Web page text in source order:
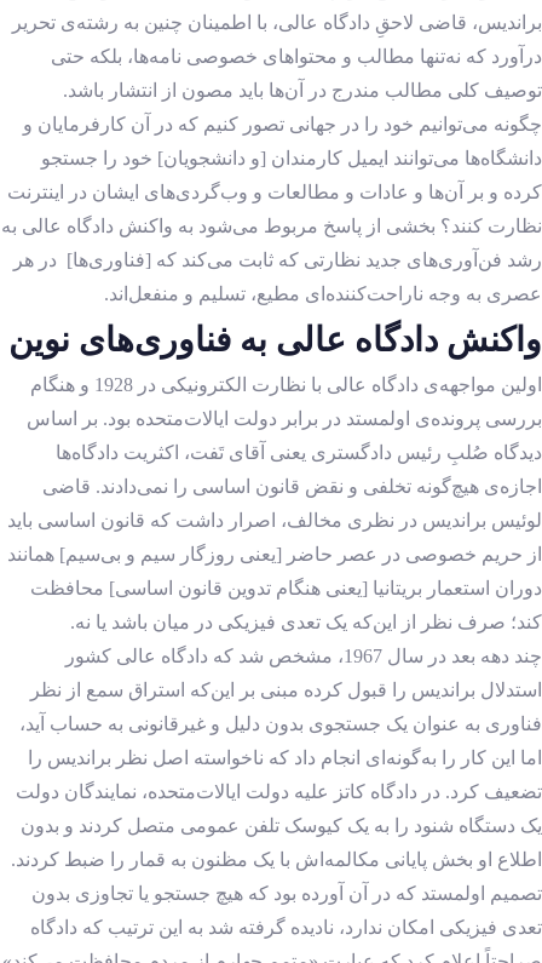
براندیس، قاضی لاحقِ دادگاه عالی، با اطمینان چنین به رشته‌ی تحریر
درآورد که نه‌تنها مطالب و محتواهای خصوصی نامه‌ها، بلکه حتی
توصیف کلی مطالب مندرج در آن‌ها باید مصون از انتشار باشد.
چگونه می‌توانیم خود را در جهانی تصور کنیم که در آن کارفرمایان و
دانشگاه‌ها می‌توانند ایمیل کارمندان [و دانشجویان] خود را جستجو
کرده و بر آن‌ها و عادات و مطالعات و وب‌گردی‌های ایشان در اینترنت
نظارت کنند؟ بخشی از پاسخ مربوط می‌شود به واکنش دادگاه عالی به
رشد فن‌آوری‌های جدید نظارتی که ثابت می‌کند که [فناوری‌ها] در هر
عصری به وجه ناراحت‌کننده‌ای مطیع، تسلیم و منفعل‌اند.
واکنش دادگاه عالی به فناوری‌های نوین
اولین مواجهه‌ی دادگاه عالی با نظارت الکترونیکی در 1928 و هنگام
بررسی پرونده‌ی اولمستد در برابر دولت ایالات‌متحده بود. بر اساس
دیدگاه صُلبِ رئیس دادگستری یعنی آقای تَفت، اکثریت دادگاه‌ها
اجازه‌ی هیچ‌گونه تخلفی و نقض قانون اساسی را نمی‌دادند. قاضی
لوئیس براندیس در نظری مخالف، اصرار داشت که قانون اساسی باید
از حریم خصوصی در عصر حاضر [یعنی روزگار سیم و بی‌سیم] همانند
دوران استعمار بریتانیا [یعنی هنگام تدوین قانون اساسی] محافظت
کند؛ صرف نظر از این‌که یک تعدی فیزیکی در میان باشد یا نه.
چند دهه بعد در سال 1967، مشخص شد که دادگاه عالی کشور
استدلال براندیس را قبول کرده مبنی بر این‌که استراق سمع از نظر
فناوری به عنوان یک جستجوی بدون دلیل و غیرقانونی به حساب آید،
اما این کار را به‌گونه‌ای انجام داد که ناخواسته اصل نظر براندیس را
تضعیف کرد. در دادگاه کاتز علیه دولت ایالات‌متحده، نمایندگان دولت
یک دستگاه شنود را به یک کیوسک تلفن عمومی متصل کردند و بدون
اطلاع او بخش پایانی مکالمه‌اش با یک مظنون به قمار را ضبط کردند.
تصمیم اولمستد که در آن آورده بود که هیچ جستجو یا تجاوزی بدون
تعدی فیزیکی امکان ندارد، نادیده گرفته شد به این ترتیب که دادگاه